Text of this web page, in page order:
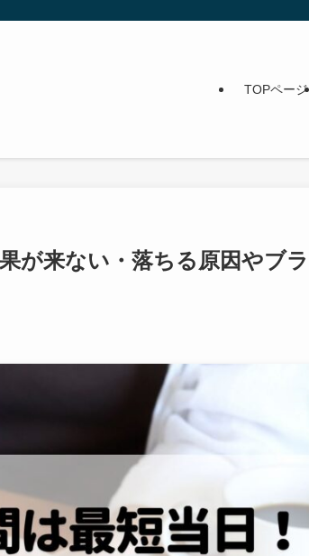
TOPページ
が来ない・落ちる原因やブラ